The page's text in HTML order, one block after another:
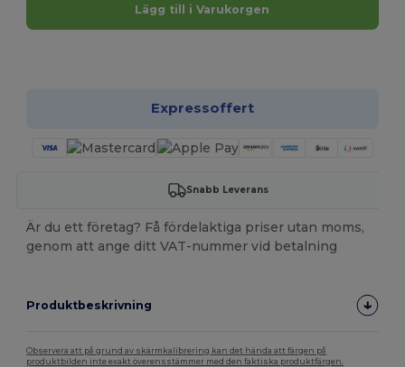
Lägg till i Varukorgen
Expressoffert
Snabb Leverans
Är du ett företag? Få fördelaktiga priser utan moms,
genom att ange ditt VAT-nummer vid betalning
Produktbeskrivning
Observera att på grund av skärmkalibrering kan det hända att färgen på
produktbilden inte exakt överensstämmer med den faktiska produktfärgen.